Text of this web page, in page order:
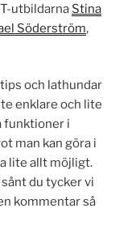
utbildarna Stina
Söderström,
och lathundar
enklare och lite
funktioner i
man kan göra i
lite allt möjligt.
du tycker vi
kommentar så